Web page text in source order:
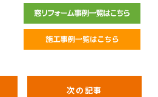
次の記事